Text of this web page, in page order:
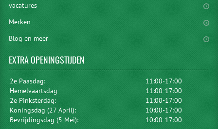
vacatures
Merken
Blog en meer
EXTRAOPENINGSTIJDEN
2e Paasdag:
11:00-17:00
Hemelvaartsdag
11:00-17:00
2e Pinksterdag:
11:00-17:00
Koningsdag (27 April):
10:00-17:00
Bevrijdingsdag (5 Mei):
10:00-17:00